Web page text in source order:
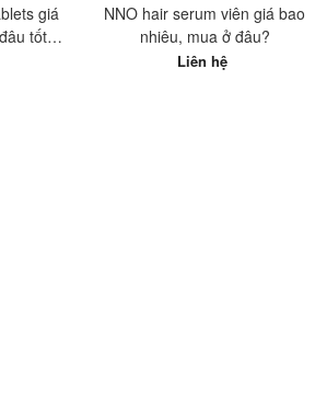
giá
tốt
NNO hair serum viên giá bao
nhiêu, mua ở đâu?
Liên hệ